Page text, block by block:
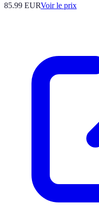
85.99 EURVoir le prix